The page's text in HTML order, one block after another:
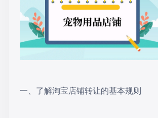
一、了解淘宝店铺转让的基本规则